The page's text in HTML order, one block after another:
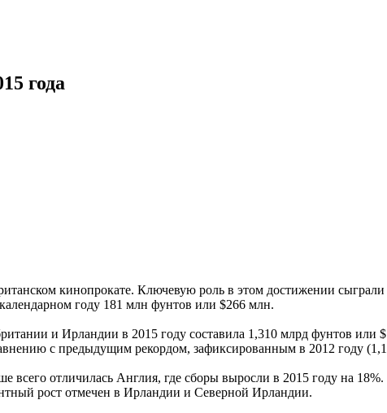
года
кинопрокате. Ключевую роль в этом достижении
году 181 млн фунтов или $266 млн.
и Ирландии в 2015 году составила 1,310 млрд фунтов или
с предыдущим рекордом, зафиксированным в 2012 году
всего отличилась Англия, где сборы выросли в 2015 году на
рост отмечен в Ирландии и Северной Ирландии.